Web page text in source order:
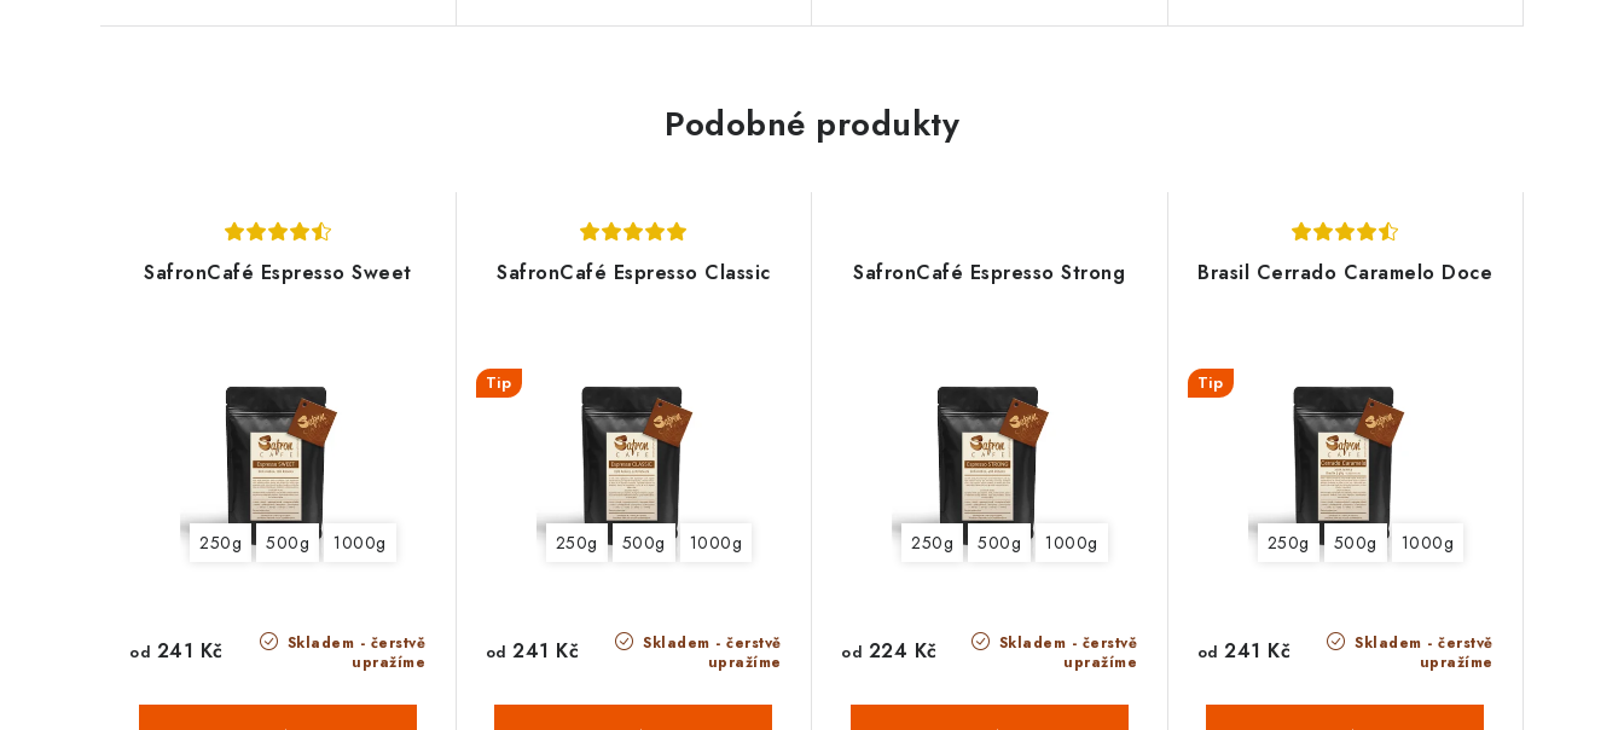
Podobné produkty
SafronCafé Espresso Sweet
250g 500g 1000g
Skladem - čerstvě
upražíme
od 241 Kč
SafronCafé Espresso Classic
Tip
250g 500g 1000g
Skladem - čerstvě
upražíme
od 241 Kč
SafronCafé Espresso Strong
250g 500g 1000g
Skladem - čerstvě
upražíme
od 224 Kč
Brasil Cerrado Caramelo Doce
Tip
250g 500g 1000g
Skladem - čerstvě
upražíme
od 241 Kč